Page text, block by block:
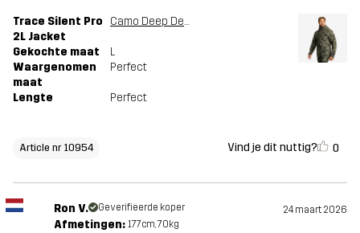
Trace Silent Pro
2L Jacket
Camo Deep Depths
Gekochte maat
L
Waargenomen
maat
Perfect
Lengte Perfect
Article nr 10954 Vind je dit nuttig? 0
Ron V. Geverifieerde koper 24 maart 2026
Afmetingen: 177cm, 70kg